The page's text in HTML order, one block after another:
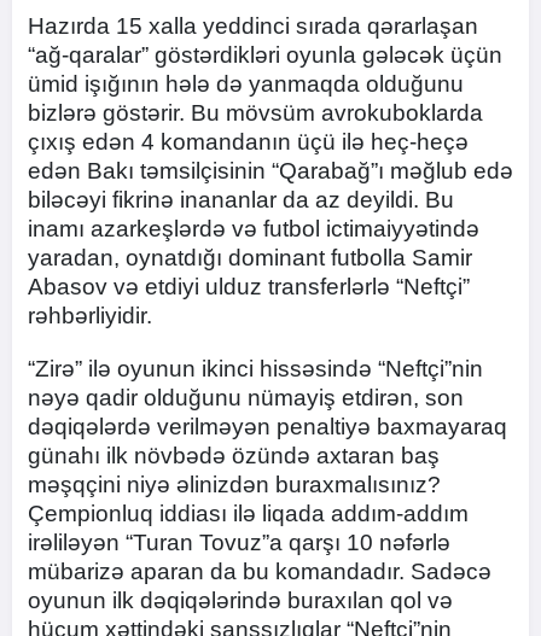
Hazırda 15 xalla yeddinci sırada qərarlaşan
“ağ-qaralar” göstərdikləri oyunla gələcək üçün
ümid işığının hələ də yanmaqda olduğunu
bizlərə göstərir. Bu mövsüm avrokuboklarda
çıxış edən 4 komandanın üçü ilə heç-heçə
edən Bakı təmsilçisinin “Qarabağ”ı məğlub edə
biləcəyi fikrinə inananlar da az deyildi. Bu
inamı azarkeşlərdə və futbol ictimaiyyətində
yaradan, oynatdığı dominant futbolla Samir
Abasov və etdiyi ulduz transferlərlə “Neftçi”
rəhbərliyidir.
“Zirə” ilə oyunun ikinci hissəsində “Neftçi”nin
nəyə qadir olduğunu nümayiş etdirən, son
dəqiqələrdə verilməyən penaltiyə baxmayaraq
günahı ilk növbədə özündə axtaran baş
məşqçini niyə əlinizdən buraxmalısınız?
Çempionluq iddiası ilə liqada addım-addım
irəliləyən “Turan Tovuz”a qarşı 10 nəfərlə
mübarizə aparan da bu komandadır. Sadəcə
oyunun ilk dəqiqələrində buraxılan qol və
hücum xəttindəki şanssızlıqlar “Neftçi”nin